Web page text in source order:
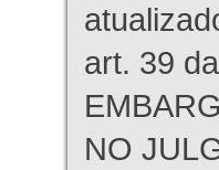
art. 39
NO